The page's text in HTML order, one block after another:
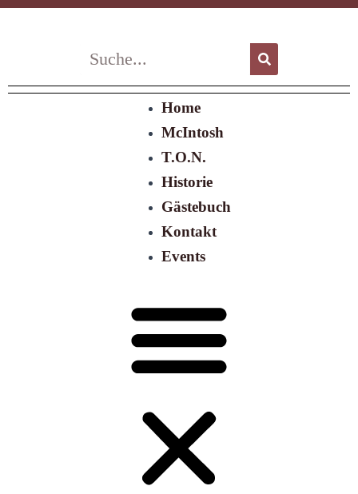
Zum
Suche
Home
McIntosh
T.O.N.
Historie
Gästebuch
Kontakt
Events